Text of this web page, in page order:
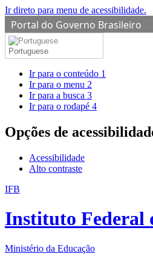
Ir direto para menu de acessibilidade.
Portal do Governo Brasileiro
Portuguese
Ir para o conteúdo 1
Ir para o menu 2
Ir para a busca 3
Ir para o rodapé 4
Opções de
Acessibilidade
Alto contraste
IFB
Instituto Federal
Ministério da Educação